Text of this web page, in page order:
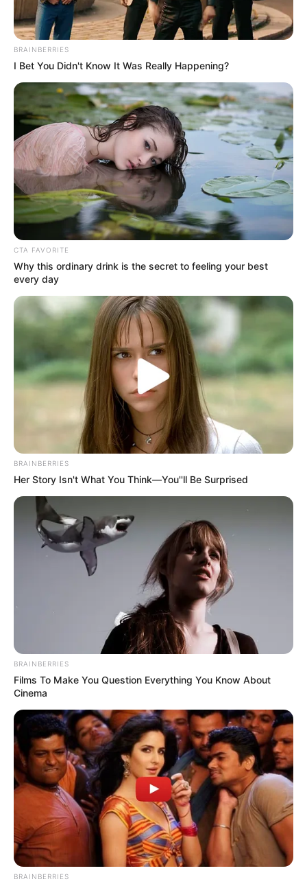
BRAINBERRIES
I Bet You Didn't Know It Was Really Happening?
CTA FAVORITE
Why this ordinary drink is the secret to feeling your best
every day
BRAINBERRIES
Her Story Isn't What You Think—You''ll Be Surprised
BRAINBERRIES
Films To Make You Question Everything You Know About
Cinema
BRAINBERRIES